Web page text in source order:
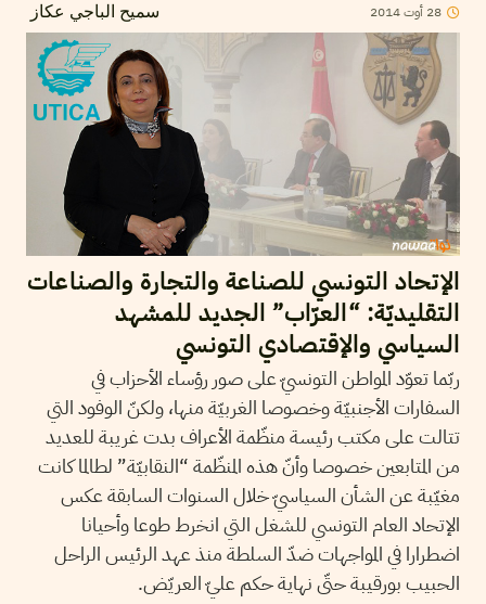
سميح الباجي عكاز 28 أوت2014
الإتحاد التونسي للصناعة والتجارة والصناعات
التقليديّة: “العرّاب” الجديد للمشهد
السياسي والإقتصادي التونسي
ربّما تعوّد المواطن التونسيّ على صور رؤساء الأحزاب في
السفارات الأجنبيّة وخصوصا الغربيّة منها، ولكنّ الوفود التي
تتالت على مكتب رئيسة منظّمة الأعراف بدت غريبة للعديد
من المتابعين خصوصا وأنّ هذه المنظّمة “النقابيّة” لطالما كانت
مغيّبة عن الشأن السياسيّ خلال السنوات السابقة عكس
الإتحاد العام التونسي للشغل التي انخرط طوعا وأحيانا
اضطرارا في المواجهات ضدّ السلطة منذ عهد الرئيس الراحل
الحبيب بورقيبة حتّى نهاية حكم عليّ العريّض.